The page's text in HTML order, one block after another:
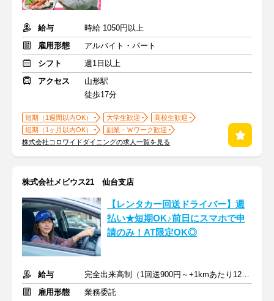
給与
時給 1050円以上
雇用形態
アルバイト・パート
シフト
週1日以上
アクセス
山形駅
徒歩17分
短期（1週間以内OK） 大学生歓迎
高校生歓迎
短期（1ヶ月以内OK）
副業・Ｗワーク歓迎
株式会社コロワイドダイニングの求人一覧を見る
株式会社メビウス21 仙台支店
【レンタカー回送ドライバー】週
払い★短期OK♪前日にスマホで申
請のみ！AT限定OK◎
給与
完全出来高制（1回送900円～+1kmあたり12円～）＋交通費
雇用形態
業務委託